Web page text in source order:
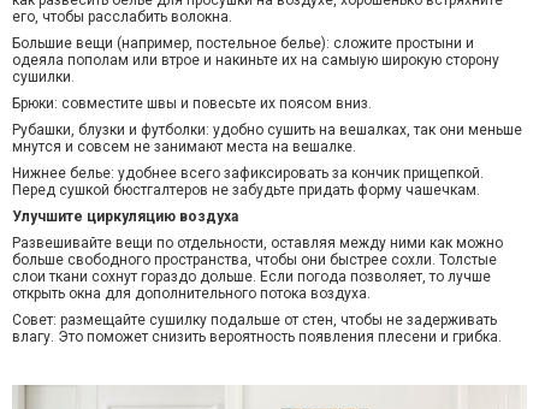
его, чтобы расслабить волокна.
Большие вещи (например, постельное белье): сложите простыни и
одеяла пополам или втрое и накиньте их на самыую широкую сторону
сушилки.
Брюки: совместите швы и повесьте их поясом вниз.
Рубашки, блузки и футболки: удобно сушить на вешалках, так они меньше
мнутся и совсем не занимают места на вешалке.
Нижнее белье: удобнее всего зафиксировать за кончик прищепкой.
Перед сушкой бюстгалтеров не забудьте придать форму чашечкам.
Улучшите циркуляцию воздуха
Развешивайте вещи по отдельности, оставляя между ними как можно
больше свободного пространства, чтобы они быстрее сохли. Толстые
слои ткани сохнут гораздо дольше. Если погода позволяет, то лучше
открыть окна для дополнительного потока воздуха.
Совет: размещайте сушилку подальше от стен, чтобы не задерживать
влагу. Это поможет снизить вероятность появления плесени и грибка.